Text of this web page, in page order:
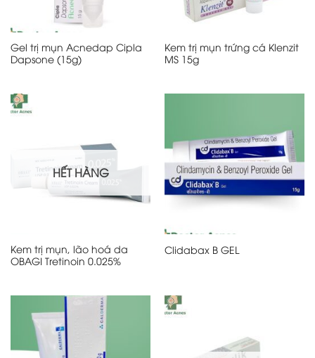
Gel trị mụn Acnedap Cipla
Dapsone (15g)
Kem trị mụn trứng cá Klenzit
MS 15g
HẾT HÀNG
Kem trị mụn, lão hoá da
OBAGI Tretinoin 0.025%
Clidabax B GEL